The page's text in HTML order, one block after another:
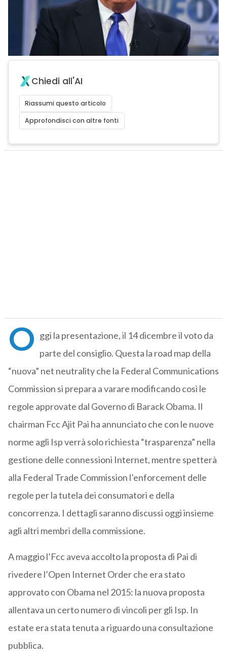
Chiedi all'AI
Riassumi questo articolo
Approfondisci con altre fonti
O ggi la presentazione, il 14 dicembre il voto da
parte del consiglio. Questa la road map della
“nuova” net neutrality che la Federal Communications
Commission si prepara a varare modificando così le
regole approvate dal Governo di Barack Obama. Il
chairman Fcc Ajit Pai ha annunciato che con le nuove
norme agli Isp verrà solo richiesta “trasparenza” nella
gestione delle connessioni Internet, mentre spetterà
alla Federal Trade Commission l’enforcement delle
regole per la tutela dei consumatori e della
concorrenza. I dettagli saranno discussi oggi insieme
agli altri membri della commissione.
A maggio l’Fcc aveva accolto la proposta di Pai di
rivedere l’Open Internet Order che era stato
approvato con Obama nel 2015: la nuova proposta
allentava un certo numero di vincoli per gli Isp. In
estate era stata tenuta a riguardo una consultazione
pubblica.